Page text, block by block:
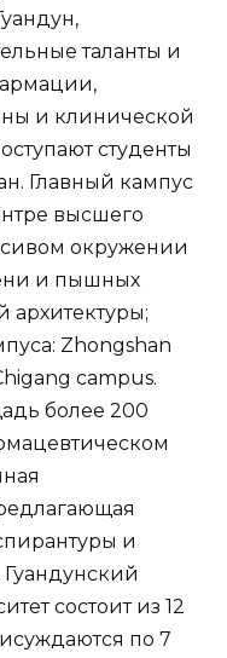
таланты и
и клинической
студенты
Главный кампус
высшего
окружении
и пышных
архитектуры;
Zhongshan
campus.
более 200
и
состоит из 12
по 7